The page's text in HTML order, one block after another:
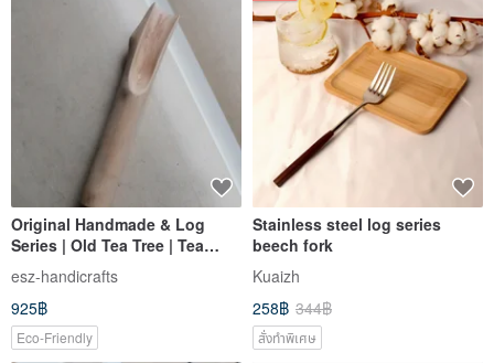
Original Handmade & Log
Series | Old Tea Tree | Tea
Spoon & Tea Set | One Item,
One Picture
esz-handicrafts
925฿
Eco-Friendly
Stainless steel log series
beech fork
Kuaizh
258฿ 344฿
สั่งทำพิเศษ